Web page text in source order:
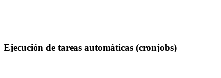
Ejecución de tareas automáticas (cronjobs)